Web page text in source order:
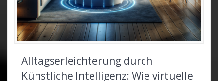
Alltagserleichterung durch
Künstliche Intelligenz: Wie virtuelle